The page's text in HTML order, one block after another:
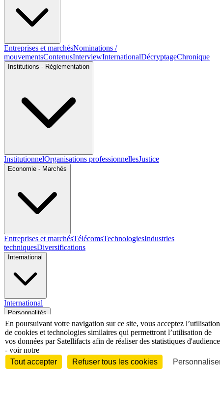
Entreprises et marchésNominations /
mouvementsContenusInterviewInternationalDécryptageChronique
Institutions - Réglementation
InstitutionnelOrganisations professionnellesJustice
Economie - Marchés
Entreprises et marchésTélécomsTechnologiesIndustries
techniquesDiversifications
International
International
Personnalités
InterviewBiographies
Nominations /
mouvementsDistinctionsDisparitionsVerbatimAu fil des (e)X
En poursuivant votre navigation sur ce site, vous acceptez l’utilisation
de cookies et technologies similaires qui permettront l’utilisation de
vos données par Satellifacts afin de réaliser des statistiques d'audience
- voir notre
Tout accepter
Refuser tous les cookies